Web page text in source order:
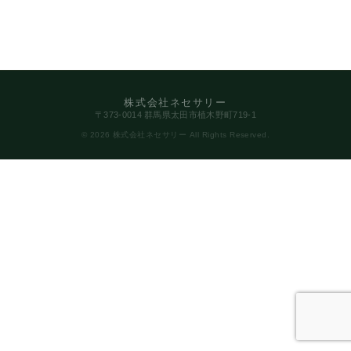
株式会社ネセサリー
〒373-0014 群馬県太田市植木野町719-1
© 2026 株式会社ネセサリー All Rights Reserved.